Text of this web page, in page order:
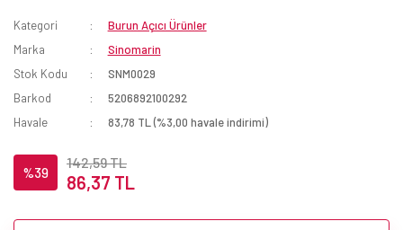
Kategori
Burun Açıcı Ürünler
Marka
Sinomarin
Stok Kodu
SNM0029
Barkod
5206892100292
Havale
83,78 TL (%3,00 havale indirimi)
%39
142,59 TL
86,37 TL